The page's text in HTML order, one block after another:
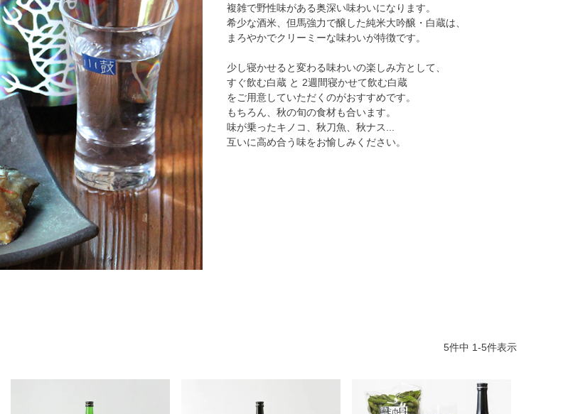
複雑で野性味がある奥深い味わいになります。
希少な酒米、但馬強力で醸した純米大吟醸・白蔵は、
まろやかでクリーミーな味わいが特徴です。
少し寝かせると変わる味わいの楽しみ方として、
すぐ飲む白蔵 と 2週間寝かせて飲む白蔵
をご用意していただくのがおすすめです。
もちろん、秋の旬の食材も合います。
味が乗ったキノコ、秋刀魚、秋ナス...
互いに高め合う味をお愉しみください。
5件中 1-5件表示